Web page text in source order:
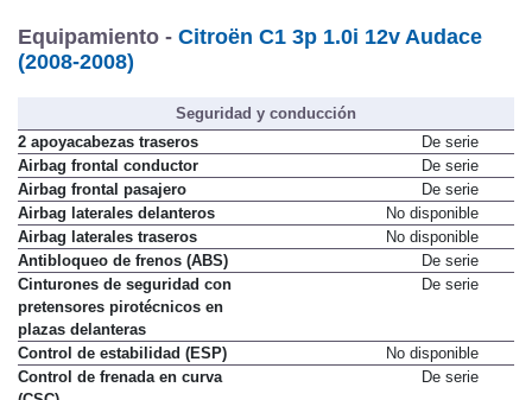
Equipamiento -
Citroën C1 3p 1.0i 12v Audace
(2008-2008)
Seguridad y conducción
2 apoyacabezas traseros
De serie
Airbag frontal conductor
De serie
Airbag frontal pasajero
De serie
Airbag laterales delanteros
No disponible
Airbag laterales traseros
No disponible
Antibloqueo de frenos (ABS)
De serie
Cinturones de seguridad con
pretensores pirotécnicos en
plazas delanteras
Control de estabilidad (ESP)
No disponible
Control de frenada en curva